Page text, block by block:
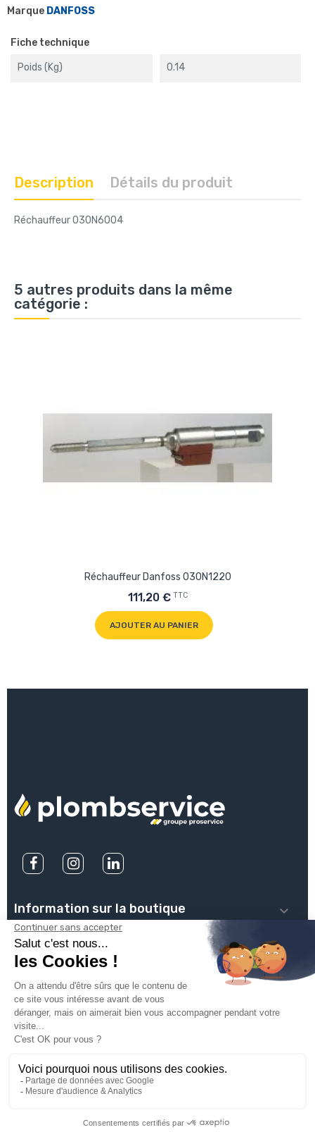
Marque DANFOSS
Fiche technique
Poids (kg) 0.14
Description Détails du produit
Réchauffeur 030N6004
5 autres produits dans la même
catégorie :
Réchauffeur Danfoss 030N1220
111,20 € TTC
AJOUTER AU PANIER
Information sur la boutique 
PLOMBSERVICE 
INFOS PRATIQUES 
VOTRE COMPTE 
Groupe Proservice